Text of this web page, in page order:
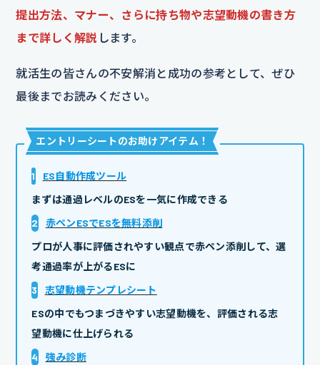
提出方法、マナー、さらに持ち物や志望動機の書き方
まで詳しく解説 します。
就活生の皆さんの不安解消と成功の参考として、ぜひ
最後までお読みください。
エントリーシートのお助けアイテム ！
1
ES自動作成ツール
まずは通過レベルのESを一気に作成できる
2
赤ペンESでESを無料添削
プロが人事に評価されやすい観点で赤ペン添削して、選
考通過率が上がるESに
3
志望動機テンプレシート
ESの中でもつまづきやすい志望動機を、評価される志
望動機に仕上げられる
4
強み診断